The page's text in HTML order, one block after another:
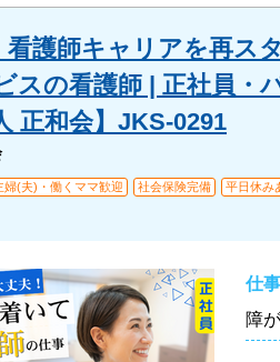
看護師キャリアを再ス
スの看護師 | 正社員・
正和会】JKS-0291
婦(夫)・働くママ歓迎 社会保険完備 平日休み
仕
障